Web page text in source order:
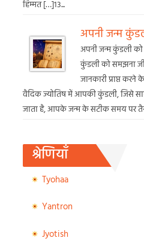
हिम्मत […]13...
अपनी जन्म
अपनी जन्म कुंडली
कुंडली को समझना
जानकारी प्राप्त
वैदिक ज्योतिष में आपकी कुंडली, जिसे
जाता है, आपके जन्म के सटीक समय पर
श्रेणियाँ
Tyohaa
Yantron
Jyotish